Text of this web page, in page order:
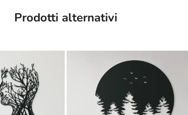
Prodotti alternativi